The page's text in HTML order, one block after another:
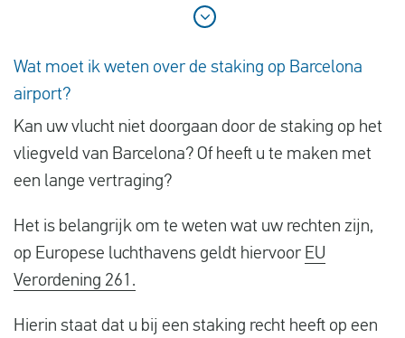
Wat moet ik weten over de staking op Barcelona
airport?
Kan uw vlucht niet doorgaan door de staking op het
vliegveld van Barcelona? Of heeft u te maken met
een lange vertraging?
Het is belangrijk om te weten wat uw rechten zijn,
op Europese luchthavens geldt hiervoor EU
Verordening 261.
Hierin staat dat u bij een staking recht heeft op een